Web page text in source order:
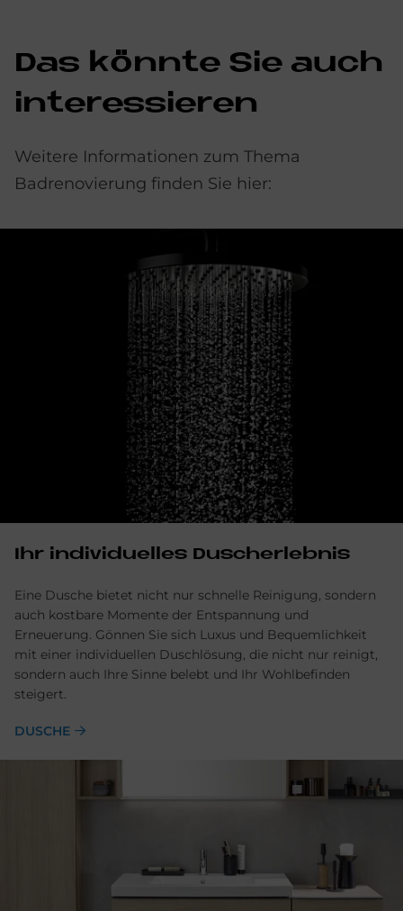
Das könnte Sie auch
interessieren
Weitere Informationen zum Thema
Badrenovierung finden Sie hier:
Ihr in­di­vi­du­el­les Du­sch­er­leb­nis
Eine Dusche bietet nicht nur schnelle Reinigung, sondern
auch kostbare Momente der Entspannung und
Erneuerung. Gönnen Sie sich Luxus und Bequemlichkeit
mit einer individuellen Duschlösung, die nicht nur reinigt,
sondern auch Ihre Sinne belebt und Ihr Wohlbefinden
steigert.
DUSCHE